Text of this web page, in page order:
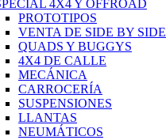
4X4 Y OFFROAD
PROTOTIPOS
VENTA DE SIDE BY SIDE
QUADS Y BUGGYS
4X4 DE CALLE
MECÁNICA
CARROCERÍA
SUSPENSIONES
LLANTAS
NEUMÁTICOS